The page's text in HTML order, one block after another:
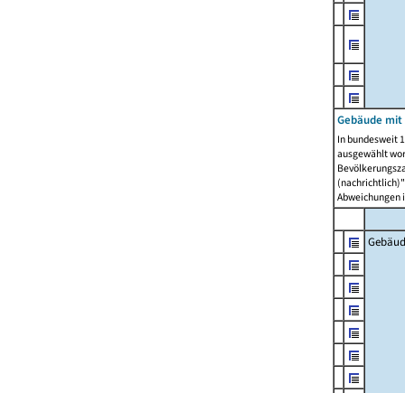
Gebäude
In bundesweit
ausgewählt
Abweichungen